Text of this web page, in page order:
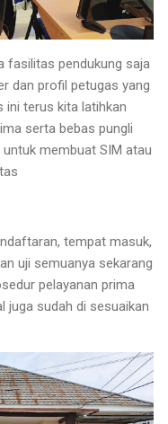
fasilitas pendukung saja
dan profil petugas yang
ini terus kita latihkan
serta bebas pungli
membuat SIM atau
tempat masuk,
uji semuanya sekarang
pelayanan prima
juga sudah di sesuaikan